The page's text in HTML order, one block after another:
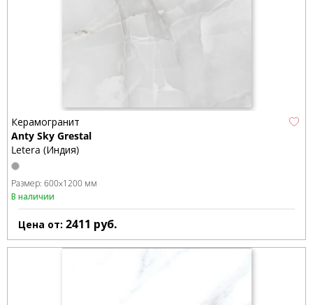
Керамогранит
Anty Sky Grestal
Letera (Индия)
Размер: 600x1200 мм
В наличии
Цена от: 2411 руб.